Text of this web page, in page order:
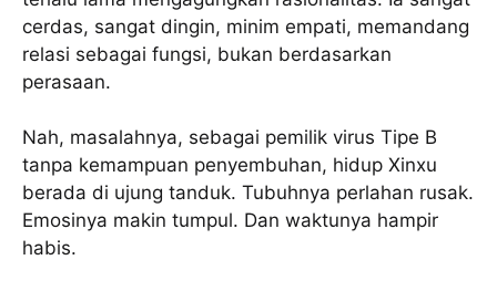
cerdas, sangat dingin, minim empati, memandang
relasi sebagai fungsi, bukan berdasarkan
perasaan.
Nah, masalahnya, sebagai pemilik virus Tipe B
tanpa kemampuan penyembuhan, hidup Xinxu
berada di ujung tanduk. Tubuhnya perlahan rusak.
Emosinya makin tumpul. Dan waktunya hampir
habis.